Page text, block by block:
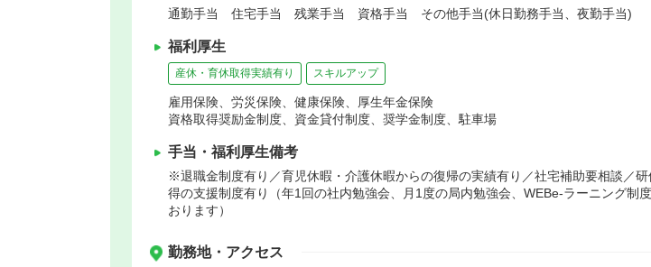
通勤手当 住宅手当 残業手当 資格手当 その他手当(休日勤務手当、夜勤手当)
福利厚生
産休・育休取得実績有り スキルアップ
雇用保険、労災保険、健康保険、厚生年金保険
資格取得奨励金制度、資金貸付制度、奨学金制度、駐車場
手当・福利厚生備考
※退職金制度有り／育児休暇・介護休暇からの復帰の実績有り／社宅補助要相談／
得の支援制度有り（年1回の社内勉強会、月1度の局内勉強会、WEBe-ラーニング制
おります）
勤務地・アクセス